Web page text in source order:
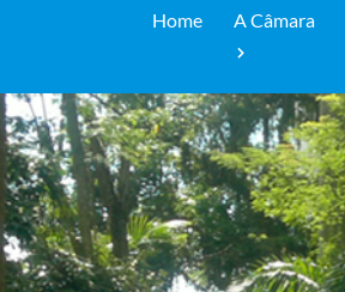
Home A Câmara